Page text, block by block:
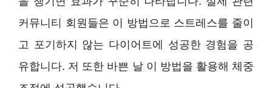
커뮤니티 회원들은 이 방법으로 스트레스를 줄이
고 포기하지 않는 다이어트에 성공한 경험을 공
유합니다. 저 또한 바쁜 날 이 방법을 활용해 체중